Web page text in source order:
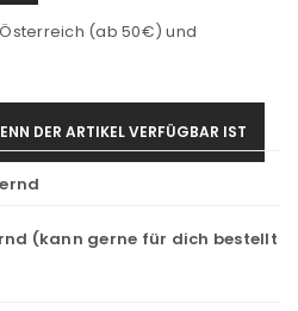
(ab 50€) und
DER ARTIKEL VERFÜGBAR IST
(kann gerne für dich bestellt